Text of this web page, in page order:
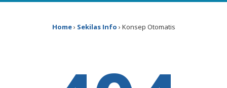
– Hari kedua pelaksanaan MATAMUDA Tahun 2026, Selasa (14/7/2026)
Home› Sekilas Info › Konsep Otomatis